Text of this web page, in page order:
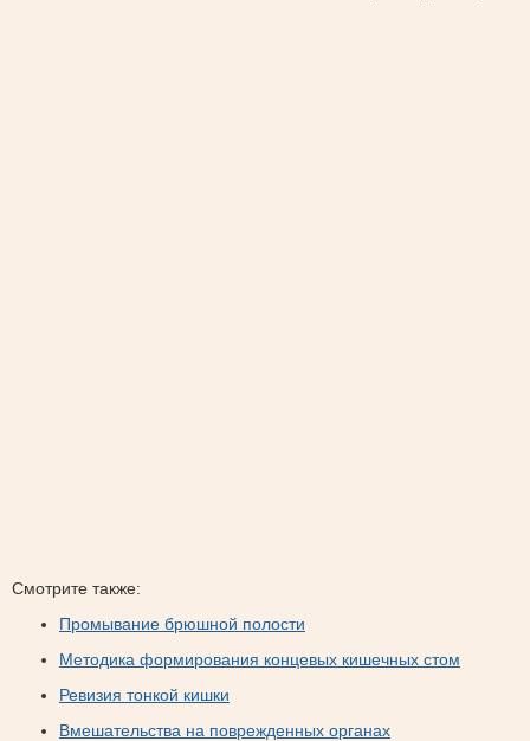
Смотрите также:
Промывание брюшной полости
Методика формирования концевых кишечных стом
Ревизия тонкой кишки
Вмешательства на поврежденных органах